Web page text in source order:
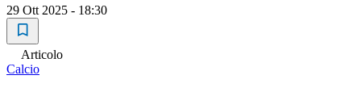
29 Ott 2025 - 18:30
Articolo
Calcio